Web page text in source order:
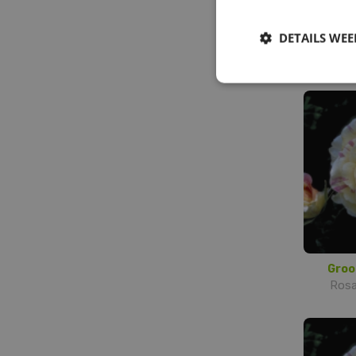
DETAILS